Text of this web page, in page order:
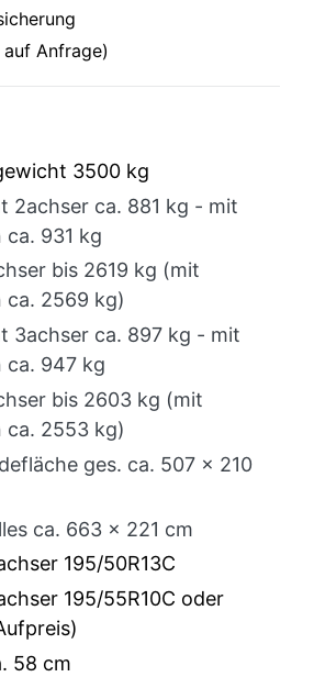
Anfrage)
3500 kg
2achser ca. 881 kg - mit
931 kg
bis 2619 kg (mit
ca. 2569 kg)
3achser ca. 897 kg - mit
ca. 947 kg
bis 2603 kg (mit
ca. 2553 kg)
ges. ca. 507 x 210
ca. 663 x 221 cm
195/50R13C
195/55R10C oder
58 cm